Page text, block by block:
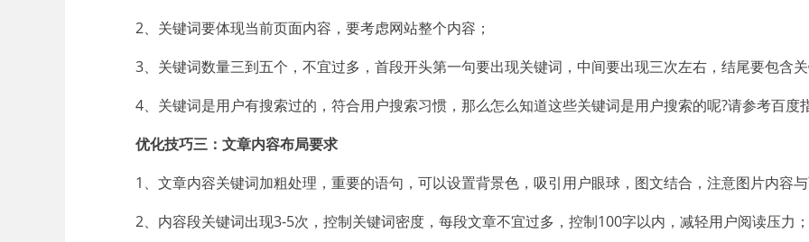
2、关键词要体现当前页面内容，要考虑网站整个内容；
3、关键词数量三到五个，不宜过多，首段开头第一句要出现关键词，中间要出现三次左右，结尾要包含
4、关键词是用户有搜索过的，符合用户搜索习惯，那么怎么知道这些关键词是用户搜索的呢?请参考百度
优化技巧三：文章内容布局要求
1、文章内容关键词加粗处理，重要的语句，可以设置背景色，吸引用户眼球，图文结合，注意图片内容
2、内容段关键词出现3-5次，控制关键词密度，每段文章不宜过多，控制100字以内，减轻用户阅读压力；